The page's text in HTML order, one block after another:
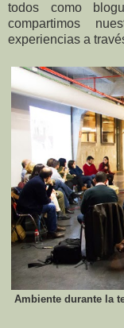
todos como
compartimos
experiencias a
Ambiente durante la